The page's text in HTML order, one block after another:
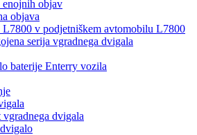
enojnih objav
objava
L7800 v podjetniškem avtomobilu L7800
serija vgradnega dvigala
baterije Enterry vozila
dvigala